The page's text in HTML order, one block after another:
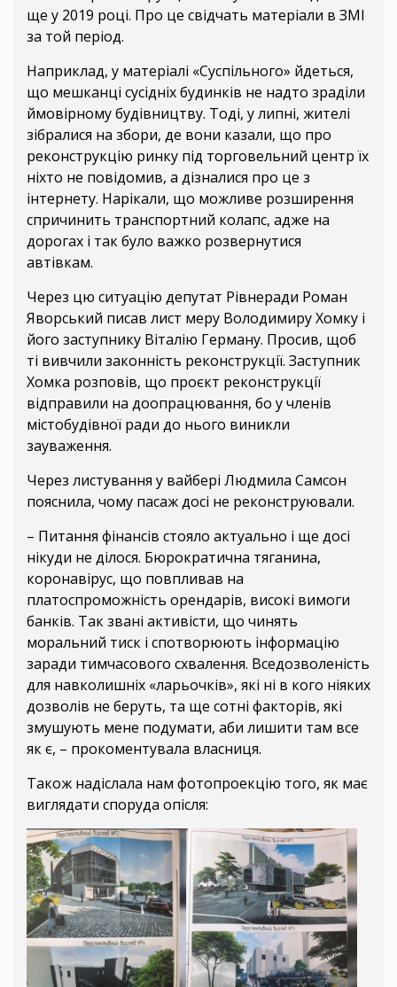
ще у 2019 році. Про це свідчать матеріали в ЗМІ
за той період.
Наприклад, у матеріалі «Суспільного» йдеться,
що мешканці сусідніх будинків не надто зраділи
ймовірному будівництву. Тоді, у липні, жителі
зібралися на збори, де вони казали, що про
реконструкцію ринку під торговельний центр їх
ніхто не повідомив, а дізналися про це з
інтернету. Нарікали, що можливе розширення
спричинить транспортний колапс, адже на
дорогах і так було важко розвернутися
автівкам.
Через цю ситуацію депутат Рівнеради Роман
Яворський писав лист меру Володимиру Хомку і
його заступнику Віталію Герману. Просив, щоб
ті вивчили законність реконструкції. Заступник
Хомка розповів, що проєкт реконструкції
відправили на доопрацювання, бо у членів
містобудівної ради до нього виникли
зауваження.
Через листування у вайбері Людмила Самсон
пояснила, чому пасаж досі не реконструювали.
– Питання фінансів стояло актуально і ще досі
нікуди не ділося. Бюрократична тяганина,
коронавірус, що повпливав на
платоспроможність орендарів, високі вимоги
банків. Так звані активісти, що чинять
моральний тиск і спотворюють інформацію
заради тимчасового схвалення. Вседозволеність
для навколишніх «ларьочків», які ні в кого ніяких
дозволів не беруть, та ще сотні факторів, які
змушують мене подумати, аби лишити там все
як є, – прокоментувала власниця.
Також надіслала нам фотопроекцію того, як має
виглядати споруда опісля: